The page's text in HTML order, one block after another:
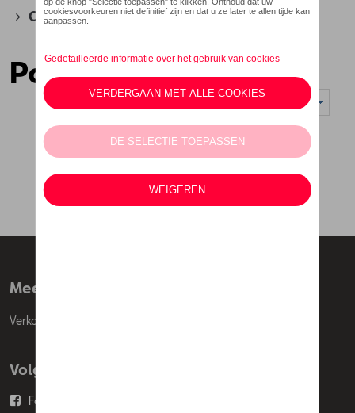
CUPRA(201)
Portemonnees
Meer info
Verkoopsvoorwaarden
Volg Ons
Facebook